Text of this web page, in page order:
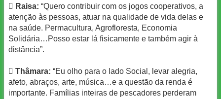
 Raisa: “Quero contribuir com os jogos cooperativos, a
atenção às pessoas, atuar na qualidade de vida delas e
na saúde. Permacultura, Agrofloresta, Economia
Solidária…Posso estar lá fisicamente e também agir à
distância”.
 Thâmara: “Eu olho para o lado Social, levar alegria,
afeto, abraços, arte, música…e a questão da renda é
importante. Famílias inteiras de pescadores perderam